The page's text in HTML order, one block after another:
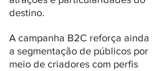
destino.
A campanha B2C reforça ainda
a segmentação de públicos por
meio de criadores com perfis